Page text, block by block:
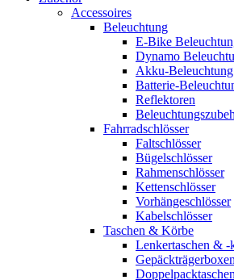
Accessoires
Beleuchtung
E-Bike
Dynamo
Akku-Beleuchtung
Batterie-
Reflektoren
Fahrradschlösser
Faltschlösser
Bügelschlösser
Rahmenschlösser
Kettenschlösser
Vorhängeschlösser
Kabelschlösser
Taschen & Körbe
Lenkertaschen & -
Doppelpacktaschen